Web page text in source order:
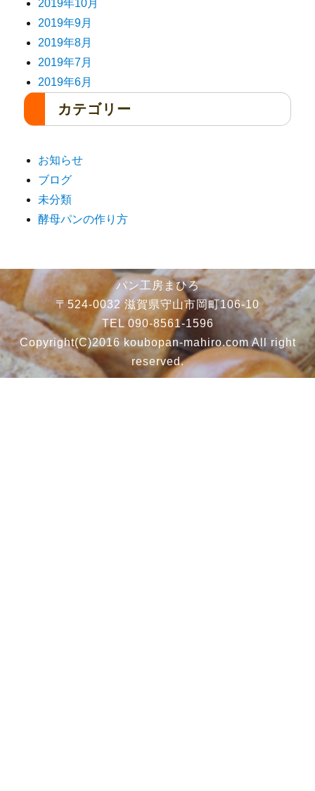
2019年10月
2019年9月
2019年8月
2019年7月
2019年6月
カテゴリー
お知らせ
ブログ
未分類
酵母パンの作り方
パン工房まひろ
〒524-0032 滋賀県守山市岡町106-10
TEL 090-8561-1596
Copyright(C)2016 koubopan-mahiro.com All right
reserved.